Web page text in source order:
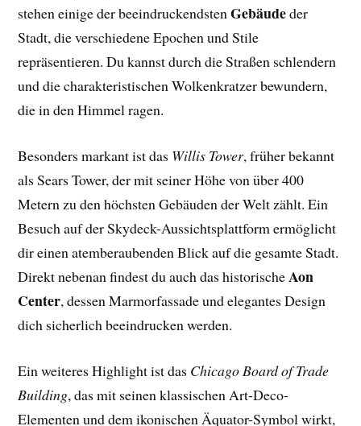
stehen einige der beeindruckendstenGebäudeder
Stadt, die verschiedene Epochen und Stile
repräsentieren. Du kannst durch die Straßen schlendern
und die charakteristischen Wolkenkratzer bewundern,
die in den Himmel ragen.
Besonders markant ist das Willis Tower, früher bekannt
als Sears Tower, der mit seiner Höhe von über 400
Metern zu den höchsten Gebäuden der Welt zählt. Ein
Besuch auf der Skydeck-Aussichtsplattform ermöglicht
dir einen atemberaubenden Blick auf die gesamte Stadt.
Direkt nebenan findest du auch das historischeAon
Center, dessen Marmorfassade und elegantes Design
dich sicherlich beeindrucken werden.
Ein weiteres Highlight ist das Chicago Board of Trade
Building, das mit seinen klassischen Art-Deco-
Elementen und dem ikonischen Äquator-Symbol wirkt,